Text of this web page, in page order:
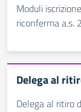
Moduli
riconferma a.s.
Delega al
Delega al ritiro